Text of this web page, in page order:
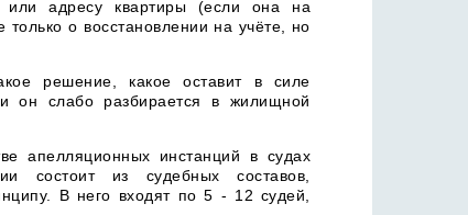
или адресу квартиры (если она на
о восстановлении на учёте, но
решение, какое оставит в силе
он слабо разбирается в жилищной
апелляционных инстанций в судах
состоит из судебных составов,
В него входят по 5 - 12 судей,